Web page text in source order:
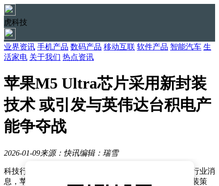
虎科技
业界资讯 手机产品 数码产品 移动互联 软件产品 智能汽车 生
活家电 关于我们 热点资讯
苹果M5 Ultra芯片采用新封装
技术 或引发与英伟达台积电产
能争夺战
2026-01-09来源：快讯编辑：瑞雪
科技行业正迎来一场关于芯片封装技术的重大变革。据行业消
息，苹果公司正酝酿在芯片设计领域采取更为激进的封装策